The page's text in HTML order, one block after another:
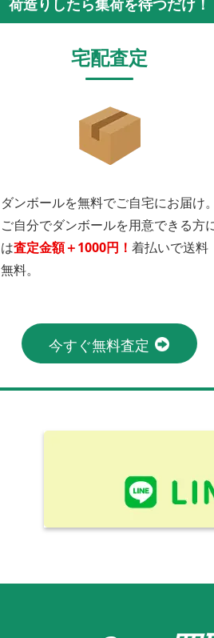
荷造りしたら集荷を待つだけ！
宅配査定
ダンボールを無料でご自宅にお届け。
ご自分でダンボールを用意できる方
は査定金額＋1000円！着払いで送料
無料。
今すぐ無料査定